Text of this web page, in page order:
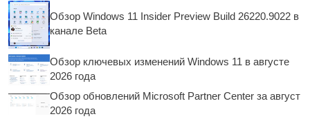
Обзор Windows 11 Insider Preview Build 26220.9022 в
канале Beta
Обзор ключевых изменений Windows 11 в августе
2026 года
Обзор обновлений Microsoft Partner Center за август
2026 года